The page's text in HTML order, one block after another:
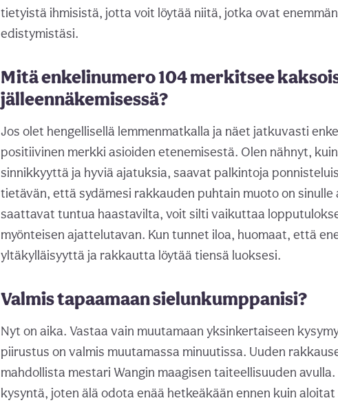
tietyistä ihmisistä, jotta voit löytää niitä, jotka ovat
edistymistäsi.
Mitä enkelinumero 104 merkitsee
jälleennäkemisessä?
Jos olet hengellisellä lemmenmatkalla ja näet jatkuvasti
positiivinen merkki asioiden etenemisestä. Olen nähnyt,
sinnikkyyttä ja hyviä ajatuksia, saavat palkintoja
tietävän, että sydämesi rakkauden puhtain muoto on sinulle
saattavat tuntua haastavilta, voit silti vaikuttaa
myönteisen ajattelutavan. Kun tunnet iloa, huomaat, että
yltäkylläisyyttä ja rakkautta löytää tiensä luoksesi.
Valmis tapaamaan sielunkumppanisi?
Nyt on aika. Vastaa vain muutamaan yksinkertaiseen
piirustus on valmis muutamassa minuutissa. Uuden
mahdollista mestari Wangin maagisen taiteellisuuden
kysyntä, joten älä odota enää hetkeäkään ennen kuin